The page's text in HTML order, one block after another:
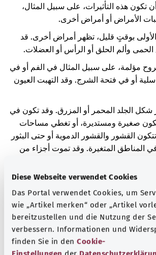
Diese Webseite verwendet Cookies
Das Portal verwendet Cookies, um
wie „Artikel merken“ oder „Artikel
bereitzustellen und die Nutzung der
verbessern. Informationen und
finden Sie in den Cookie-
هذه التأثيرات، على سبيل المثال،
الأمراض أو أمراض أخرى.
بوقتٍ قليل، تظهر أمراض أخرى. قد
وألم الحلق أو الرأس أو العضلات.
مؤلمة، على سبيل المثال في الفم أو في
أو في فتحة الشرج. وقد التهبت العيون
شكل الجلد المحمر أو المزرق. وقد تكون في
صغيرة ومستديرة، أو تغطي مساحات
القشور والقشور الدموية أو حتى البثور
المناطق المتغيرة. وقد تموت أجزاء من
العلوي من الجسم العلوي. ومع ذلك، فقد